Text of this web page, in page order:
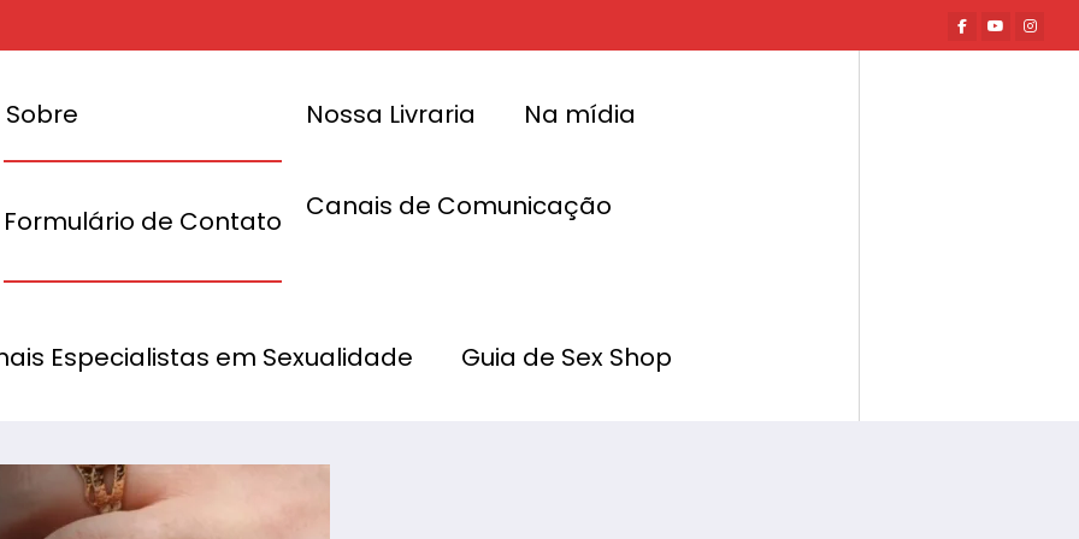
Sobre
Formulário de Contato
Nossa Livraria Na mídia
Canais de Comunicação
Especialistas em Sexualidade Guia de Sex Shop
Spicy